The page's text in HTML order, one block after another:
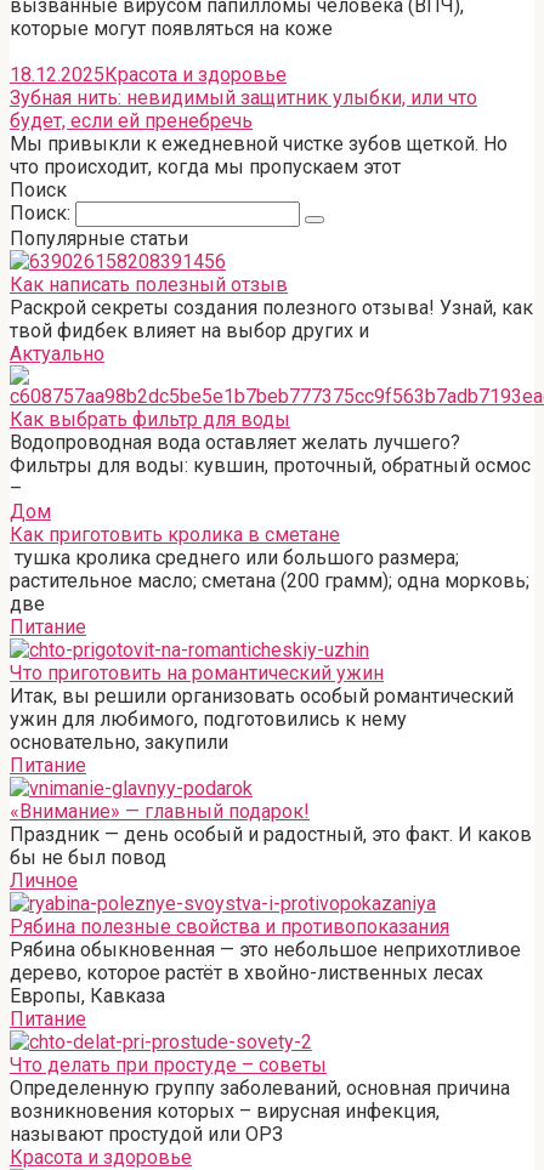
вызванные вирусом папилломы человека (ВПЧ),
которые могут появляться на коже
18.12.2025Красота и здоровье
Зубная нить: невидимый защитник улыбки, или что
будет, если ей пренебречь
Мы привыкли к ежедневной чистке зубов щеткой. Но
что происходит, когда мы пропускаем этот
Поиск
Поиск:
Популярные статьи
Как написать полезный отзыв
Раскрой секреты создания полезного отзыва! Узнай, как
твой фидбек влияет на выбор других и
Актуально
Как выбрать фильтр для воды
Водопроводная вода оставляет желать лучшего?
Фильтры для воды: кувшин, проточный, обратный осмос
–
Дом
Как приготовить кролика в сметане
тушка кролика среднего или большого размера;
растительное масло; сметана (200 грамм); одна морковь;
две
Питание
Что приготовить на романтический ужин
Итак, вы решили организовать особый романтический
ужин для любимого, подготовились к нему
основательно, закупили
Питание
«Внимание» — главный подарок!
Праздник — день особый и радостный, это факт. И каков
бы не был повод
Личное
Рябина полезные свойства и противопоказания
Рябина обыкновенная — это небольшое неприхотливое
дерево, которое растёт в хвойно-лиственных лесах
Европы, Кавказа
Питание
Что делать при простуде – советы
Определенную группу заболеваний, основная причина
возникновения которых – вирусная инфекция,
называют простудой или ОРЗ
Красота и здоровье